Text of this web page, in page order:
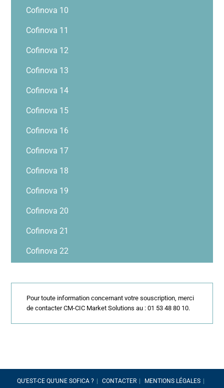
Cofinova 10
Cofinova 11
Cofinova 12
Cofinova 13
Cofinova 14
Cofinova 15
Cofinova 16
Cofinova 17
Cofinova 18
Cofinova 19
Cofinova 20
Cofinova 21
Cofinova 22
Pour toute information concernant votre souscription, merci
de contacter CM-CIC Market Solutions au : 01 53 48 80 10.
QU’EST-CE QU’UNE SOFICA ? CONTACTER
MENTIONS LÉGALES